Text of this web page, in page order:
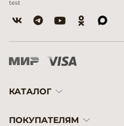
test
КАТАЛОГ
ПОКУПАТЕЛЯМ